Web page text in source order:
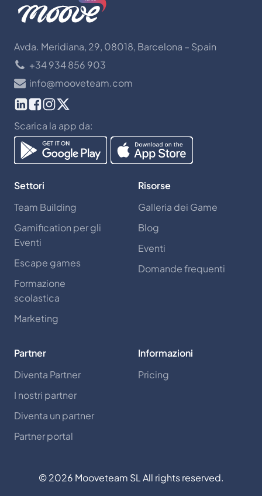
Avda. Meridiana, 29, 08018, Barcelona – Spain
+34 934 856 903
info@mooveteam.com
Scarica la app da:
Settori
Team Building
Gamification per gli
Eventi
Escape games
Formazione
scolastica
Marketing
Risorse
Galleria dei Game
Blog
Eventi
Domande frequenti
Partner
Diventa Partner
I nostri partner
Diventa un partner
Partner portal
Informazioni
Pricing
©2026 Mooveteam SL All rights reserved.